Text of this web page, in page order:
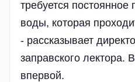
требуется
воды, которая
- рассказывает
заправского лектора.
впервой.